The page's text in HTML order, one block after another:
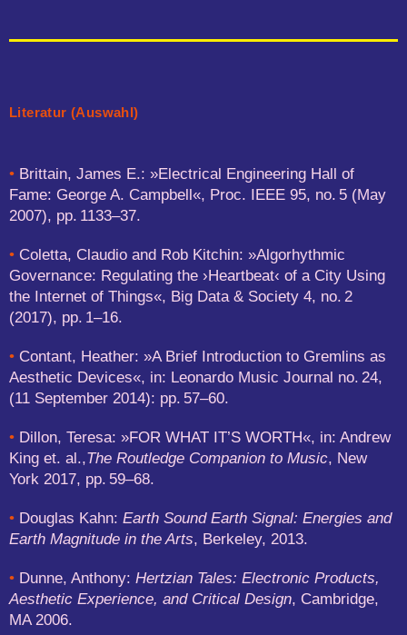
Literatur (Auswahl)
• Brittain, James E.: »Electrical Engineering Hall of
Fame: George A. Campbell«, Proc. IEEE 95, no. 5 (May
2007), pp. 1133–37.
• Coletta, Claudio and Rob Kitchin: »Algorhythmic
Governance: Regulating the ›Heartbeat‹ of a City Using
the Internet of Things«, Big Data & Society 4, no. 2
(2017), pp. 1–16.
• Contant, Heather: »A Brief Introduction to Gremlins as
Aesthetic Devices«, in: Leonardo Music Journal no. 24,
(11 September 2014): pp. 57–60.
• Dillon, Teresa: »FOR WHAT IT’S WORTH«, in: Andrew
King et. al.,The Routledge Companion to Music, New
York 2017, pp. 59–68.
• Douglas Kahn: Earth Sound Earth Signal: Energies and
Earth Magnitude in the Arts, Berkeley, 2013.
• Dunne, Anthony: Hertzian Tales: Electronic Products,
Aesthetic Experience, and Critical Design, Cambridge,
MA 2006.